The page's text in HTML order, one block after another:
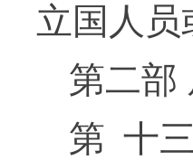
立国人员
第二部
第 十